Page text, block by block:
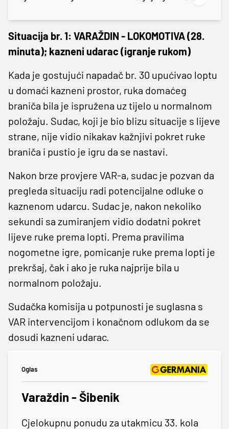
Situacija br. 1: VARAŽDIN - LOKOMOTIVA (28.
minuta); kazneni udarac (igranje rukom)
Kada je gostujući napadač br. 30 upućivao loptu
u domaći kazneni prostor, ruka domaćeg
braniča bila je ispružena uz tijelo u normalnom
položaju. Sudac, koji je bio blizu situacije s lijeve
strane, nije vidio nikakav kažnjivi pokret ruke
braniča i pustio je igru da se nastavi.
Nakon brze provjere VAR-a, sudac je pozvan da
pregleda situaciju radi potencijalne odluke o
kaznenom udarcu. Sudac je, nakon nekoliko
sekundi sa zumiranjem vidio dodatni pokret
lijeve ruke prema lopti. Prema pravilima
nogometne igre, pomicanje ruke prema lopti je
prekršaj, čak i ako je ruka najprije bila u
normalnom položaju.
Sudačka komisija u potpunosti je suglasna s
VAR intervencijom i konačnom odlukom da se
dosudi kazneni udarac.
Oglas
Varaždin - Šibenik
Cjelokupnu ponudu za utakmicu 33. kola